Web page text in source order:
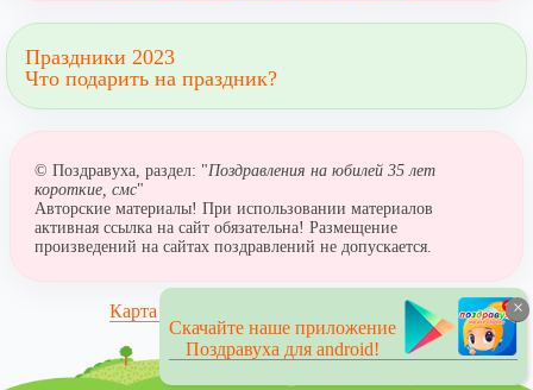
Праздники 2023
Что подарить на праздник?
© Поздравуха, раздел: "Поздравления на юбилей 35 лет
короткие, смс"
Авторские материалы! При использовании материалов
активная ссылка на сайт обязательна! Размещение
произведений на сайтах поздравлений не допускается.
Карта сайта
×
Скачайте наше приложение
Поздравуха для android!